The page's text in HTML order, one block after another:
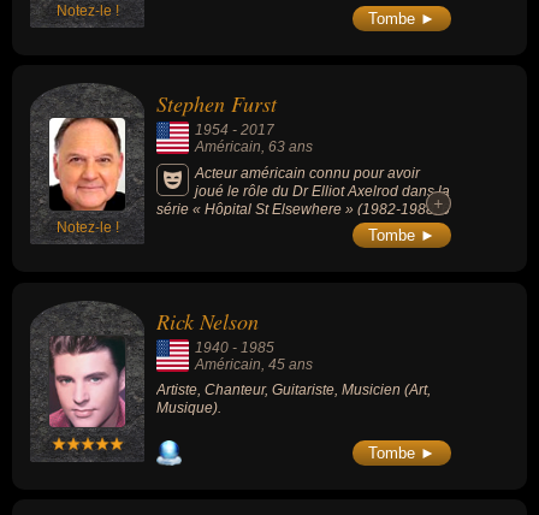
Notez-le ! Tombe ►
Notez-le !
Stephen Furst
1954 - 2017
Américain, 63 ans
Acteur américain connu pour avoir
joué le rôle du Dr Elliot Axelrod dans la
série « Hôpital St Elsewhere » (1982-1988, 6
saisons, 137 épisodes) et de Vir Cotto dans
la série « Bayblon 5 » (1993-1998, 5
+
+
Tombe ►
Rick Nelson
1940 - 1985
Américain, 45 ans
Artiste, Chanteur, Guitariste, Musicien (Art,
Musique).
Tombe ►